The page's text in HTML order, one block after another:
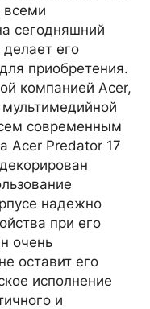
всеми
сегодняшний
его
приобретения.
компанией Acer,
современным
Acer Predator 17
надежно
при его
очень
оставит его
исполнение
и